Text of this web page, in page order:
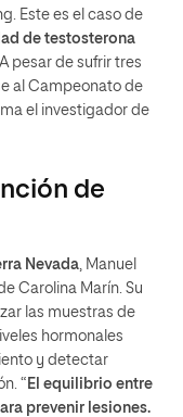
Este es el caso de
de testosterona
. A pesar de sufrir tres
al Campeonato de
el investigador de
de
Nevada , Manuel
Carolina Marín. Su
las muestras de
hormonales
y detectar
“ El equilibrio entre
prevenir lesiones.